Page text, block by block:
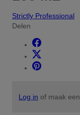
Strictly Professional
Delen
Log in of maak een